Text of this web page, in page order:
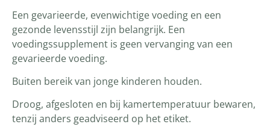
Een gevarieerde, evenwichtige voeding en een
gezonde levensstijl zijn belangrijk. Een
voedingssupplement is geen vervanging van een
gevarieerde voeding.
Buiten bereik van jonge kinderen houden.
Droog, afgesloten en bij kamertemperatuur bewaren,
tenzij anders geadviseerd op het etiket.